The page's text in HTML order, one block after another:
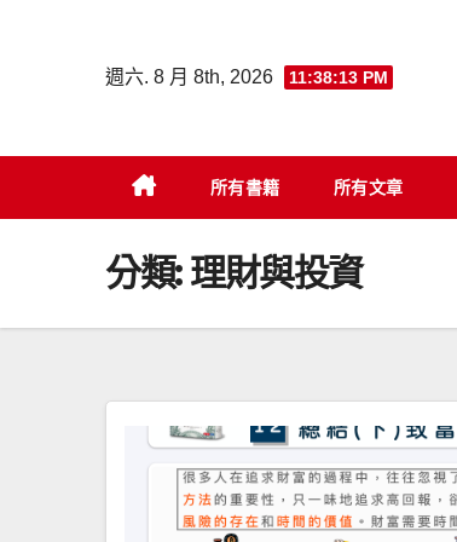
週六. 8 月 8th, 2026 11:38:14 PM
所有書籍 所有文章
分類:理財與投資